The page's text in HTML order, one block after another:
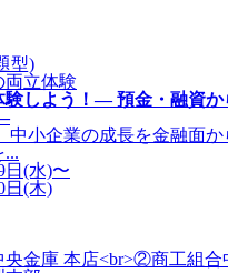
型)
両立体験
験しよう！― 預金・融資か
中小企業の成長を金融面
...
日(水)〜
日(木)
金庫 本店<br>②商工組合